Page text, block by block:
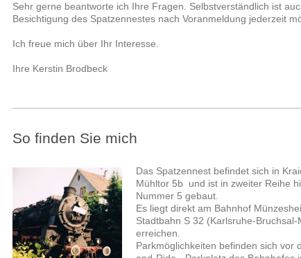
Sehr gerne beantworte ich Ihre Fragen. Selbstverständlich ist
Besichtigung des Spatzennestes nach Voranmeldung jederzeit
Ich freue mich über Ihr Interesse.
Ihre Kerstin Brodbeck
So finden Sie mich
Das Spatzennest befindet sich in
Mühltor 5b und ist in zweiter Reihe
Nummer 5 gebaut.
Es liegt direkt am Bahnhof
Stadtbahn S 32 (Karlsruhe-
erreichen.
Parkmöglichkeiten befinden sich vor